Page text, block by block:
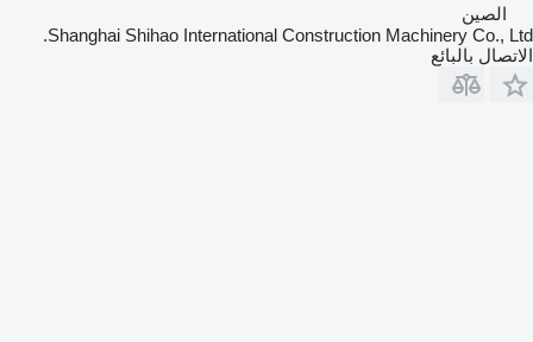
الصين
Shanghai Shihao International Construction Machinery Co., Ltd.
الاتصال بالبائع